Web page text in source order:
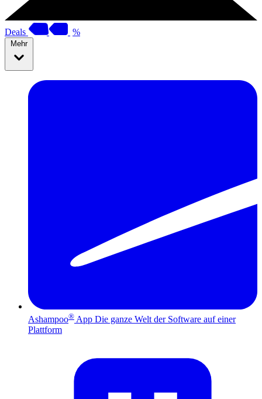
Deals %
Mehr
Ashampoo® App Die ganze Welt der Software auf einer
Plattform